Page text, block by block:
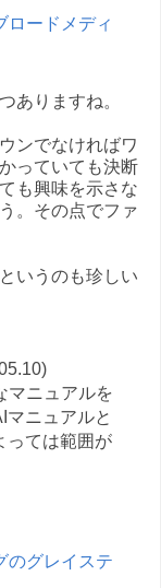
ロードメディ
ありますね。
ンでなければワ
っていても決断
も興味を示さな
。その点でファ
いうのも珍しい
マニュアルを
マニュアルと
っては範囲が
のグレイステ